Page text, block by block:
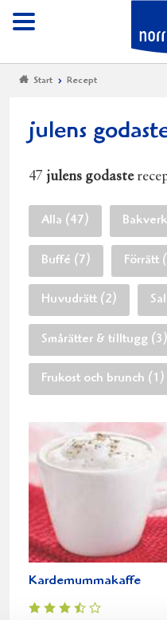
Meny
Start Recept
julens
47 julens godaste
Alla (47)
Buffé (7) Förrätt
Huvudrätt (2)
Smårätter & tilltugg (3)
Frukost och brunch (1)
Kardemummakaffe